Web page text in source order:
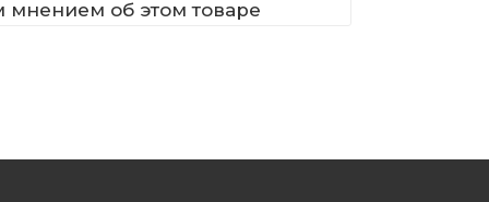
мнением об этом товаре